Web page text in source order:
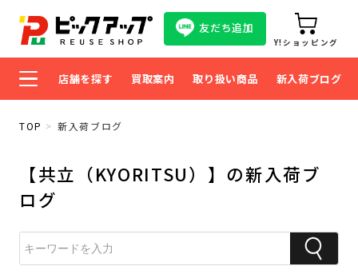
友だち追加
Y!ショッピング
店舗を探す 買取案内 取り扱い商品 新入荷ブログ
TOP 新入荷ブログ
【共立（KYORITSU）】の新入荷ブ
ログ